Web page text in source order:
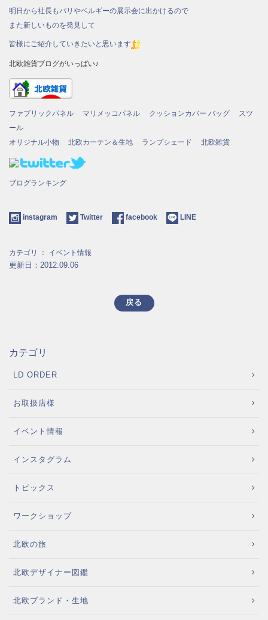
明日から社長もパリやベルギーの展示会に出かけるので
また新しいものを発見して
皆様にご紹介していきたいと思います
北欧雑貨ブログがいっぱい♪
ファブリックパネル マリメッコパネル クッションカバー バッグ
スツ
ール
オリジナル小物
北欧カーテン＆生地 ランプシェード 北欧雑貨
ブログランキング
instagram Twitter facebook LINE
カテゴリ ： イベント情報
更新日：2012.09.06
戻る
カテゴリ
LD ORDER
お取扱店様
イベント情報
インスタグラム
トピックス
ワークショップ
北欧の旅
北欧デザイナー図鑑
北欧ブランド・生地